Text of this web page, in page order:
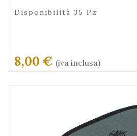
Disponibilità 35 Pz
8,00 € (iva inclusa)